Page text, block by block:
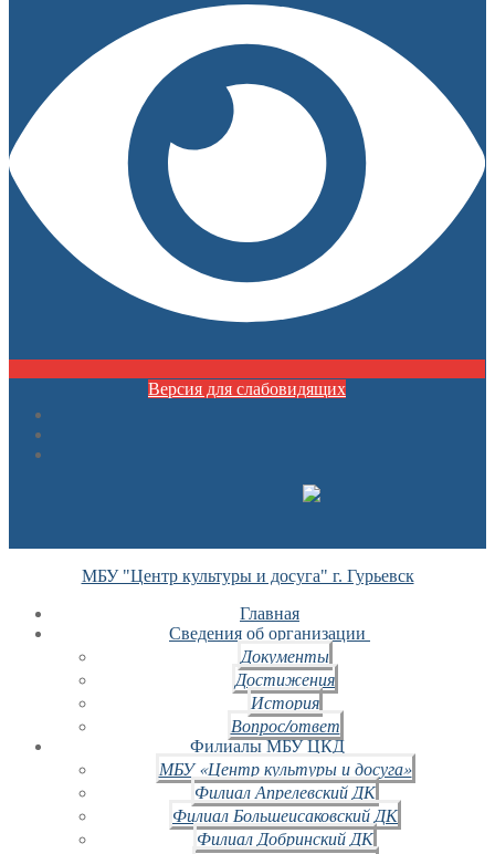
Версия для слабовидящих
МБУ "Центр культуры и досуга" г. Гурьевск
Главная
Сведения об организации
Документы
Достижения
История
Вопрос/ответ
Филиалы МБУ ЦКД
МБУ «Центр культуры и досуга»
Филиал Апрелевский ДК
Филиал Большеисаковский ДК
Филиал Добринский ДК